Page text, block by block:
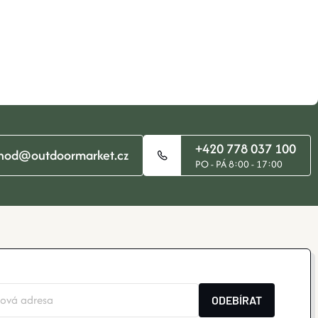
+420 778 037 100
PO - PÁ 8:00 - 17:00
ODEBÍRAT